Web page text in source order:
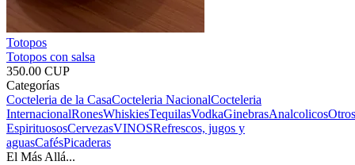
Totopos
Totopos con salsa
350.00 CUP
Categorías
Cocteleria de la CasaCocteleria NacionalCocteleria
InternacionalRonesWhiskiesTequilasVodkaGinebrasAnalcolicosOtros
EspirituososCervezasVINOSRefrescos, jugos y
aguasCafésPicaderas
El Más Allá...